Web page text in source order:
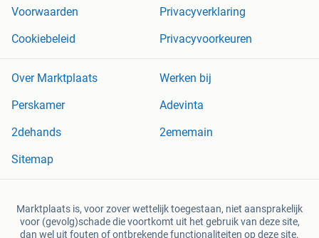
Voorwaarden
Privacyverklaring
Cookiebeleid
Privacyvoorkeuren
Over Marktplaats
Werken bij
Perskamer
Adevinta
2dehands
2ememain
Sitemap
Marktplaats is, voor zover wettelijk toegestaan, niet aansprakelijk
voor (gevolg)schade die voortkomt uit het gebruik van deze site,
dan wel uit fouten of ontbrekende functionaliteiten op deze site.